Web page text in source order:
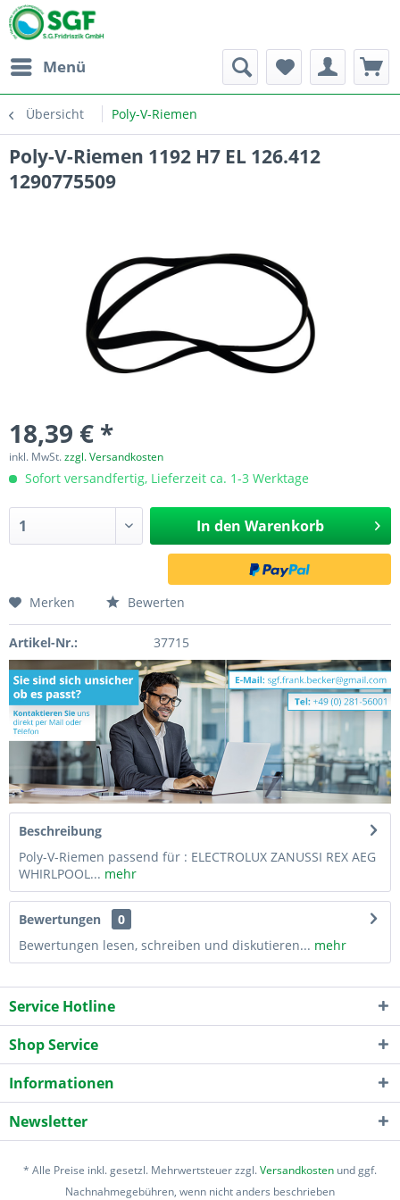
Menü
Übersicht Poly-V-Riemen
Poly-V-Riemen 1192 H7 EL 126.412
1290775509
18,39 € *
inkl. MwSt.zzgl. Versandkosten
Sofort versandfertig, Lieferzeit ca. 1-3 Werktage
In den Warenkorb
Merken Bewerten
Artikel-Nr.: 37715
Beschreibung
Poly-V-Riemen passend für : ELECTROLUX ZANUSSI REX AEG
WHIRLPOOL... mehr
Bewertungen
0
Bewertungen lesen, schreiben und diskutieren... mehr
Service Hotline
Shop Service
Informationen
Newsletter
* Alle Preise inkl. gesetzl. Mehrwertsteuer zzgl.Versandkosten und ggf.
Nachnahmegebühren, wenn nicht anders beschrieben